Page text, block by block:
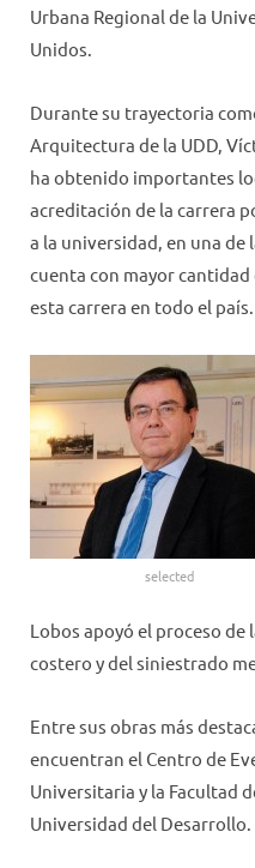
Urbana Regional de la
Unidos.
Durante su trayectoria
Arquitectura de la UDD,
ha obtenido importantes
acreditación de la carrera
a la universidad, en una
cuenta con mayor
esta carrera en todo el país.
selected
Lobos apoyó el proceso
costero y del siniestrado
Entre sus obras más
encuentran el Centro de
Universitaria y la Facultad
Universidad del Desarrollo.